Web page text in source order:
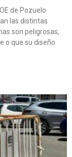
de Pozuelo
las distintas
son peligrosas,
o que su diseño